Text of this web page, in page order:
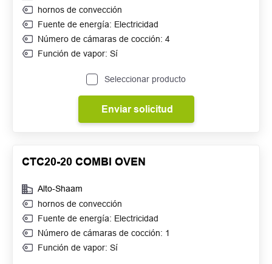
hornos de convección
Fuente de energía: Electricidad
Número de cámaras de cocción: 4
Función de vapor: Sí
Seleccionar producto
Enviar solicitud
CTC20-20 COMBI OVEN
Alto-Shaam
hornos de convección
Fuente de energía: Electricidad
Número de cámaras de cocción: 1
Función de vapor: Sí